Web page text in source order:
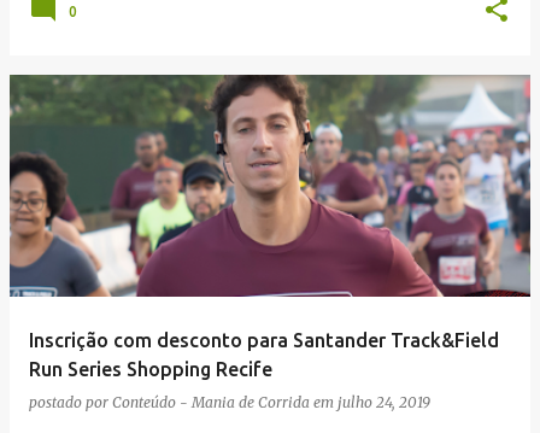
0
Inscrição com desconto para Santander Track&Field
Run Series Shopping Recife
postado por Conteúdo - Mania de Corrida em julho 24, 2019